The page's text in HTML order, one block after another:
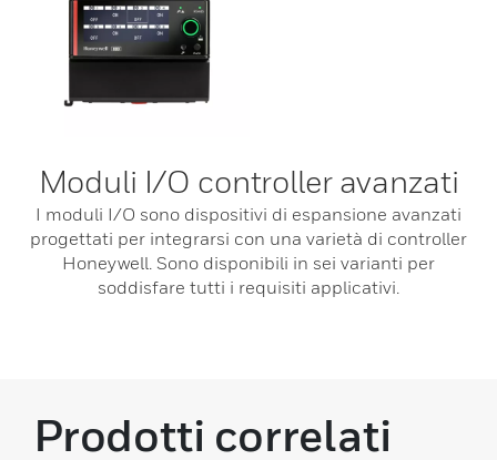
Moduli I/O controller avanzati
I moduli I/O sono dispositivi di espansione avanzati
progettati per integrarsi con una varietà di controller
Honeywell. Sono disponibili in sei varianti per
soddisfare tutti i requisiti applicativi.
Prodotti correlati